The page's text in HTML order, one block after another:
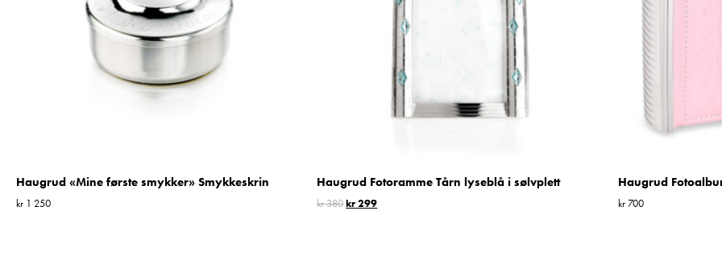
Haugrud «Mine første smykker» Smykkeskrin
kr 1 250
Haugrud Fotoramme Tårn lyseblå i sølvplett
kr380kr299
Haugrud
kr700